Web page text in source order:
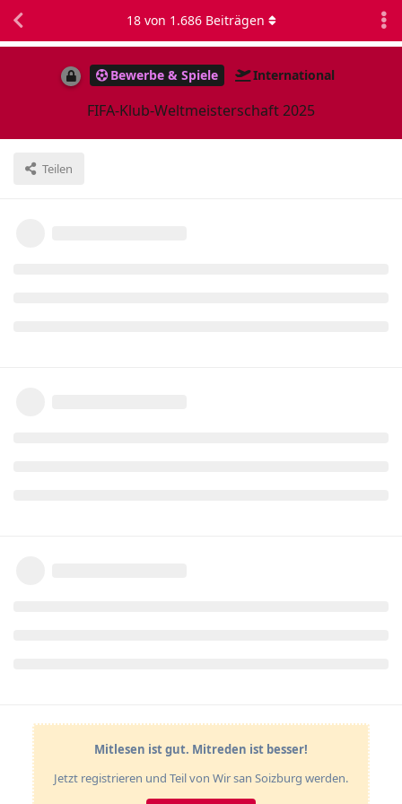
Bewerbe & Spiele International
FIFA-Klub-Weltmeisterschaft 2025
Teilen
18von 1.686Beiträgen
Mitlesen ist gut. Mitreden ist besser!
Jetzt registrieren und Teil von Wir san Soizburg werden.